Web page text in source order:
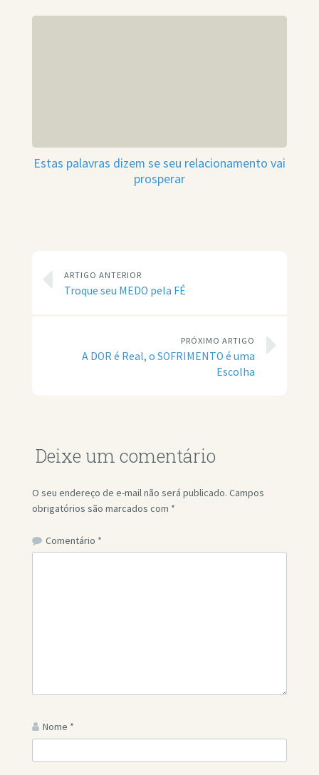
Estas palavras dizem se seu relacionamento vai
prosperar
ARTIGO ANTERIOR
Troque seu MEDO pela FÉ
PRÓXIMO ARTIGO
A DOR é Real, o SOFRIMENTO é uma
Escolha
Deixe um comentário
O seu endereço de e-mail não será publicado. Campos
obrigatórios são marcados com *
Comentário *
Nome *